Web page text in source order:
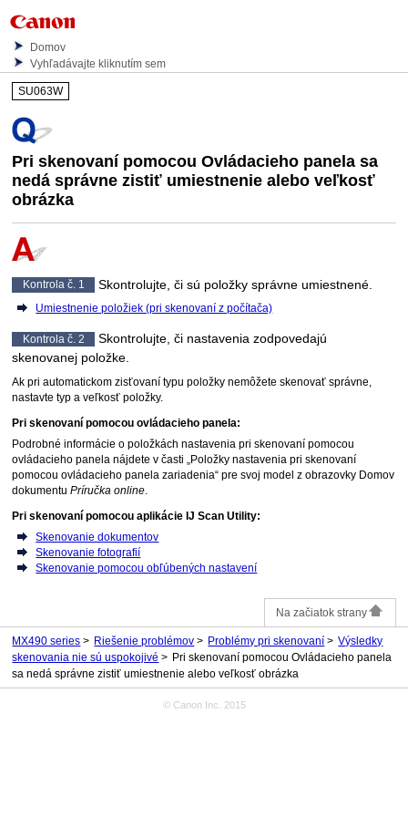
Domov
Vyhľadávajte kliknutím sem
SU063W
Pri skenovaní pomocouOvládacieho panela sa
nedá správne zistiť umiestnenie alebo veľkosť
obrázka
Kontrola č. 1 Skontrolujte, či sú položky správne umiestnené.
Umiestnenie položiek (pri skenovaní z počítača)
Kontrola č. 2
Skontrolujte, či nastavenia zodpovedajú
skenovanej položke.
Ak pri automatickom zisťovaní typu položky nemôžete skenovať správne,
nastavte typ a veľkosť položky.
Pri skenovaní pomocouovládacieho panela:
Podrobné informácie o položkách nastavenia pri skenovaní pomocou
ovládacieho panela nájdete v časti „Položky nastavenia pri skenovaní
pomocou ovládacieho panela zariadenia“ pre svoj model z obrazovky Domov
dokumentuPríručka online
Pri skenovaní pomocou aplikácie IJ Scan Utility:
Skenovanie dokumentov
Skenovanie fotografií
Skenovanie pomocou obľúbených nastavení
Na začiatok strany
MX490 series Riešenie problémov Problémy pri skenovaní
Výsledky
skenovania nie sú uspokojivé
Pri skenovaní pomocou Ovládacieho panela
sa nedá správne zistiť umiestnenie alebo veľkosť obrázka
© Canon Inc. 2015